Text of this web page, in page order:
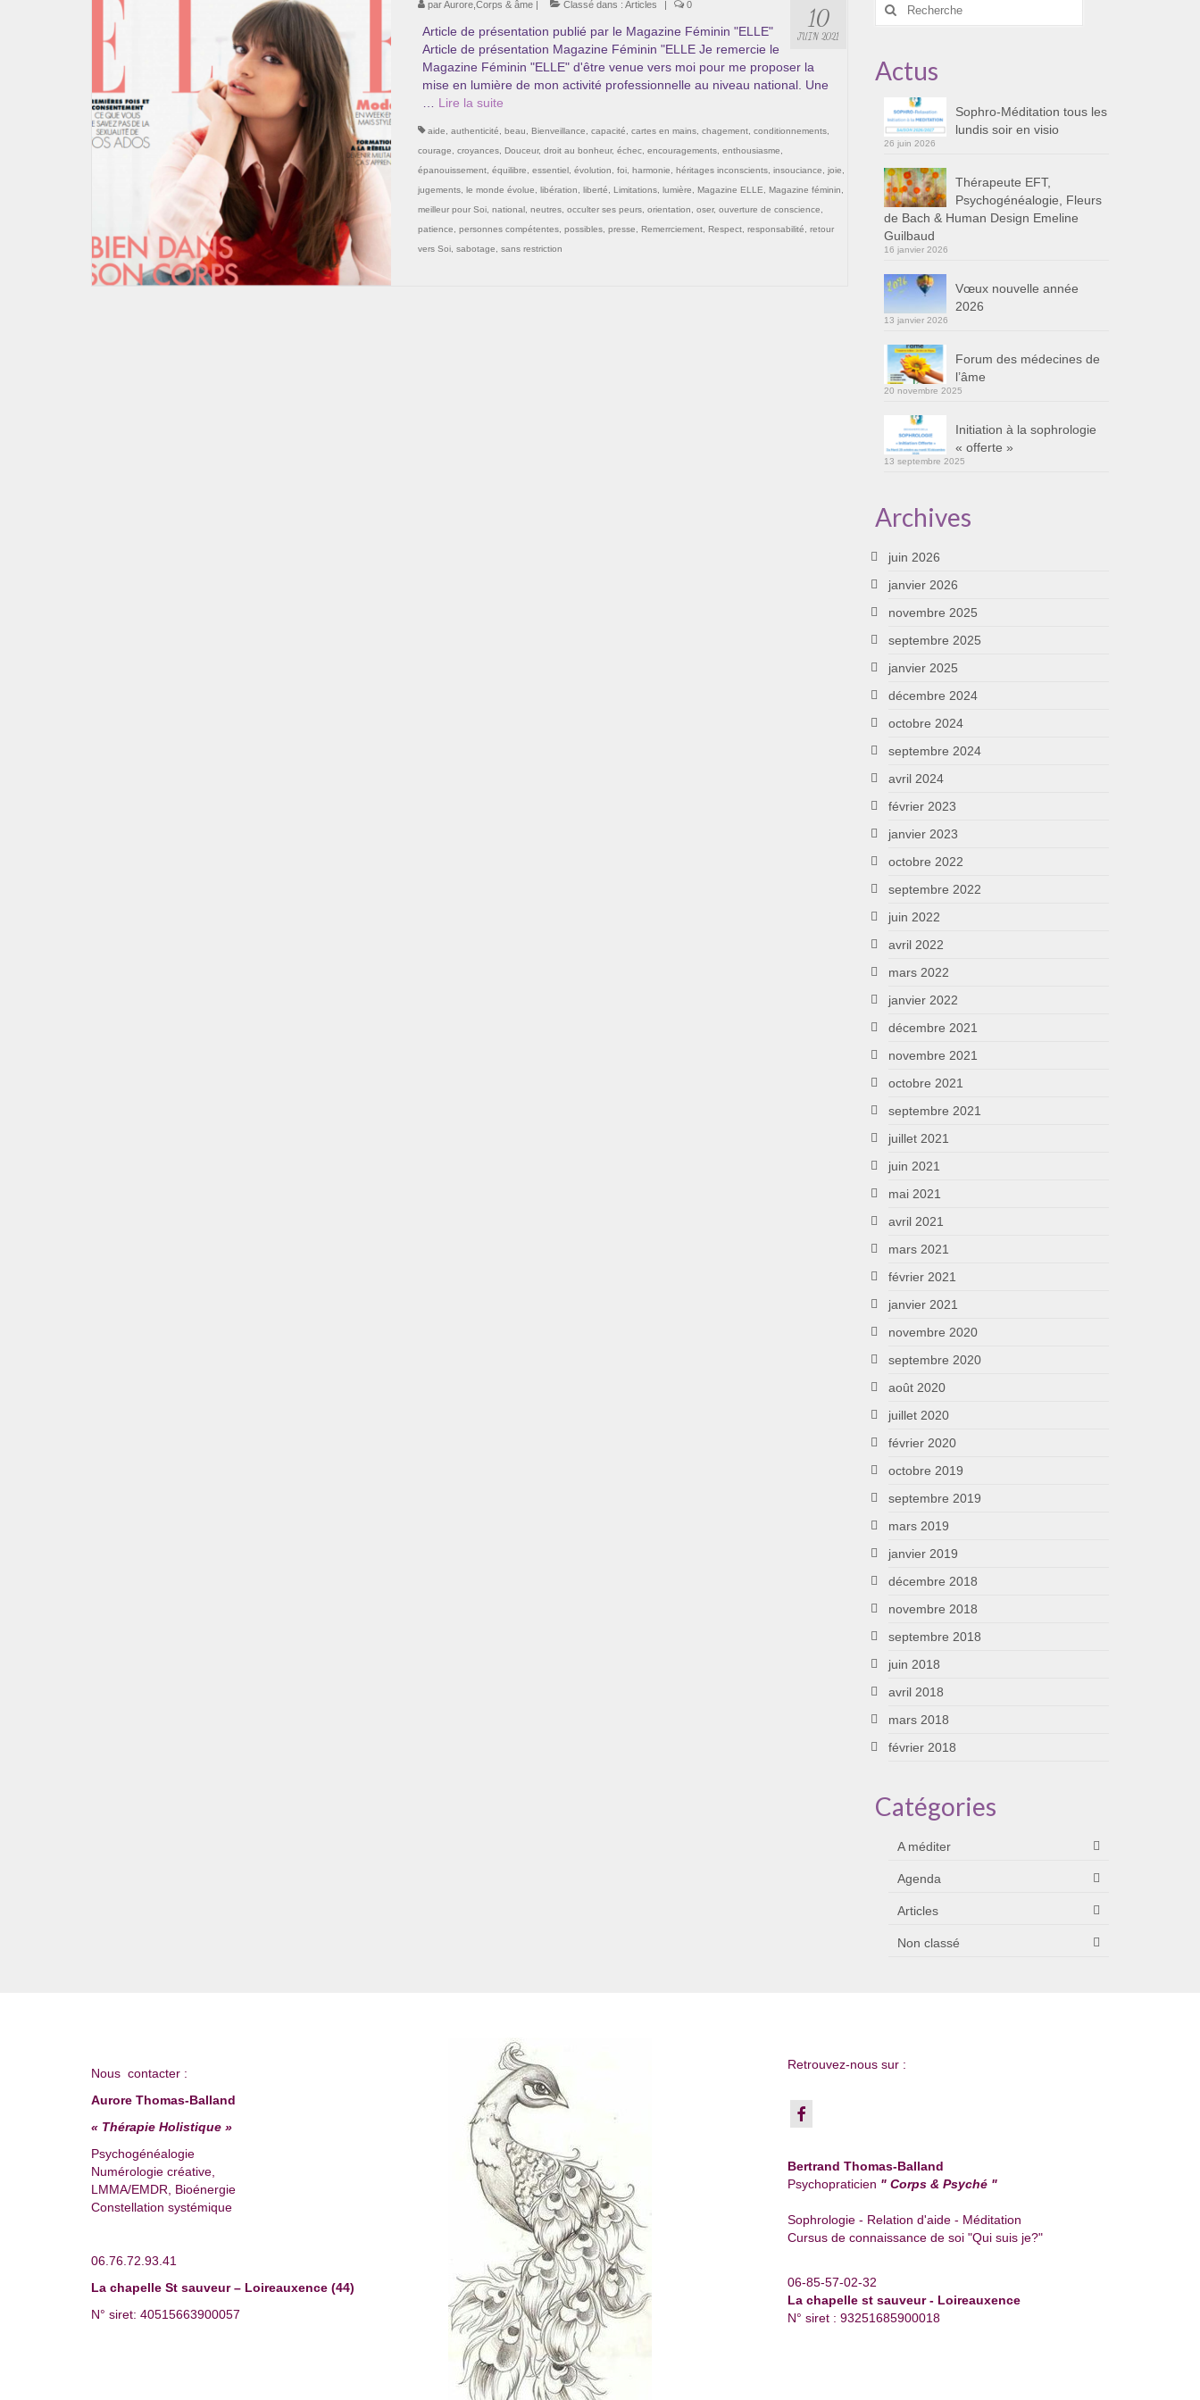
10
JUIN 2021
parAurore,Corps & âme| Classé dans : Articles | 0
Article de présentation publié par le Magazine Féminin "ELLE"
Article de présentation Magazine Féminin "ELLE Je remercie le
Magazine Féminin "ELLE" d'être venue vers moi pour me proposer la
mise en lumière de mon activité professionnelle au niveau national. Une
Lire la suite­­
aide authenticité beau Bienveillance capacité cartes en mains, chagement, conditionnements,
courage
croyances, Douceur, droit au bonheur, échec, encouragements, enthousiasme
épanouissement, équilibre essentiel, évolution foi, harmonie héritages inconscients, insouciance joie
jugements, le monde évolue libération liberté Limitations, lumière Magazine ELLE Magazine féminin
meilleur pour Soi, national, neutres, occulter ses peurs, orientation oser, ouverture de conscience
patience
personnes compétentes, possibles, presse Remerrciement, Respect, responsabilité
retour
vers Soi, sabotage sans restriction
Actus
Sophro-Méditation tous les
lundis soir en visio
26 juin 2026
Thérapeute EFT,
Psychogénéalogie, Fleurs
de Bach & Human Design Emeline
Guilbaud
16 janvier 2026
Vœux nouvelle année
2026
13 janvier 2026
Forum des médecines de
l’âme
20 novembre 2025
Initiation à la sophrologie
« offerte »
13 septembre 2025
Archives
juin 2026
janvier 2026
novembre 2025
septembre 2025
janvier 2025
décembre 2024
octobre 2024
septembre 2024
avril 2024
février 2023
janvier 2023
octobre 2022
septembre 2022
juin 2022
avril 2022
mars 2022
janvier 2022
décembre 2021
novembre 2021
octobre 2021
septembre 2021
juillet 2021
juin 2021
mai 2021
avril 2021
mars 2021
février 2021
janvier 2021
novembre 2020
septembre 2020
août 2020
juillet 2020
février 2020
octobre 2019
septembre 2019
mars 2019
janvier 2019
décembre 2018
novembre 2018
septembre 2018
juin 2018
avril 2018
mars 2018
février 2018
Catégories
A méditer
Agenda
Articles
Non classé
Nous contacter :
Aurore Thomas-Balland
« Thérapie Holistique »
Psychogénéalogie
Numérologie créative,
LMMA/EMDR, Bioénergie
Constellation systémique
06.76.72.93.41
La chapelle St sauveur – Loireauxence (44)
N° siret: 40515663900057
Retrouvez-nous sur :
Bertrand Thomas-Balland
Psychopraticien " Corps & Psyché "
Sophrologie - Relation d'aide - Méditation
Cursus de connaissance de soi "Qui suis je?"
06-85-57-02-32
La chapelle st sauveur - Loireauxence
N° siret : 93251685900018